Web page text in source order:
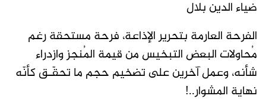
ضياء الدين بلال
الفرحة العارمة بتحرير الإذاعة، فرحة مستحقة رغم
مُحاولات البعض التبخيس من قيمة المُنجز وازدراء
شأنه، وعمل آخرين على تضخيم حجم ما تحقّـق كأنّه
نهاية المشوار..!